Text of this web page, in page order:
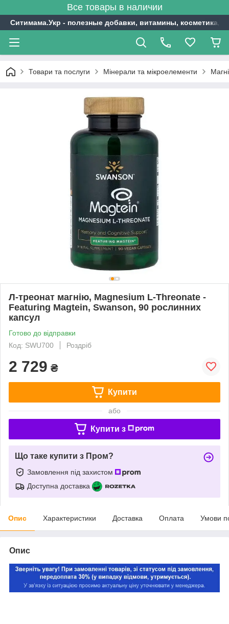
Все товары в наличии
Ситимама.Укр - полезные добавки, витамины, косметика,
Товари та послуги Мінерали та мікроелементи
Л-треонат магнію, Magnesium L-Threonate -
Featuring Magtein, Swanson, 90 рослинних
капсул
Готово до відправки
Код: SWU700
Роздріб
2 729 ₴
Купити
або
Купити з
Що таке купити з Пром?
Замовлення під захистом
Доступна доставка
Опис Характеристики Доставка Оплата Умови
Опис